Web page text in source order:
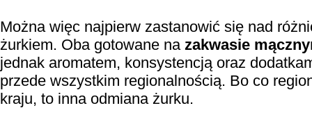
Można więc najpierw zastanowić się nad
żurkiem. Oba gotowane na zakwasie
jednak aromatem, konsystencją oraz
przede wszystkim regionalnością. Bo co
kraju, to inna odmiana żurku.